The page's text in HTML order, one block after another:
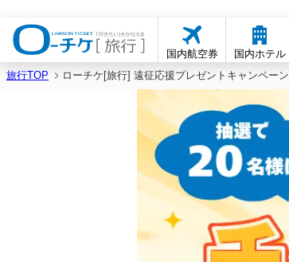
国内航空券 国内ホテル
旅行TOP ローチケ[旅行] 遠征応援プレゼントキャンペーン